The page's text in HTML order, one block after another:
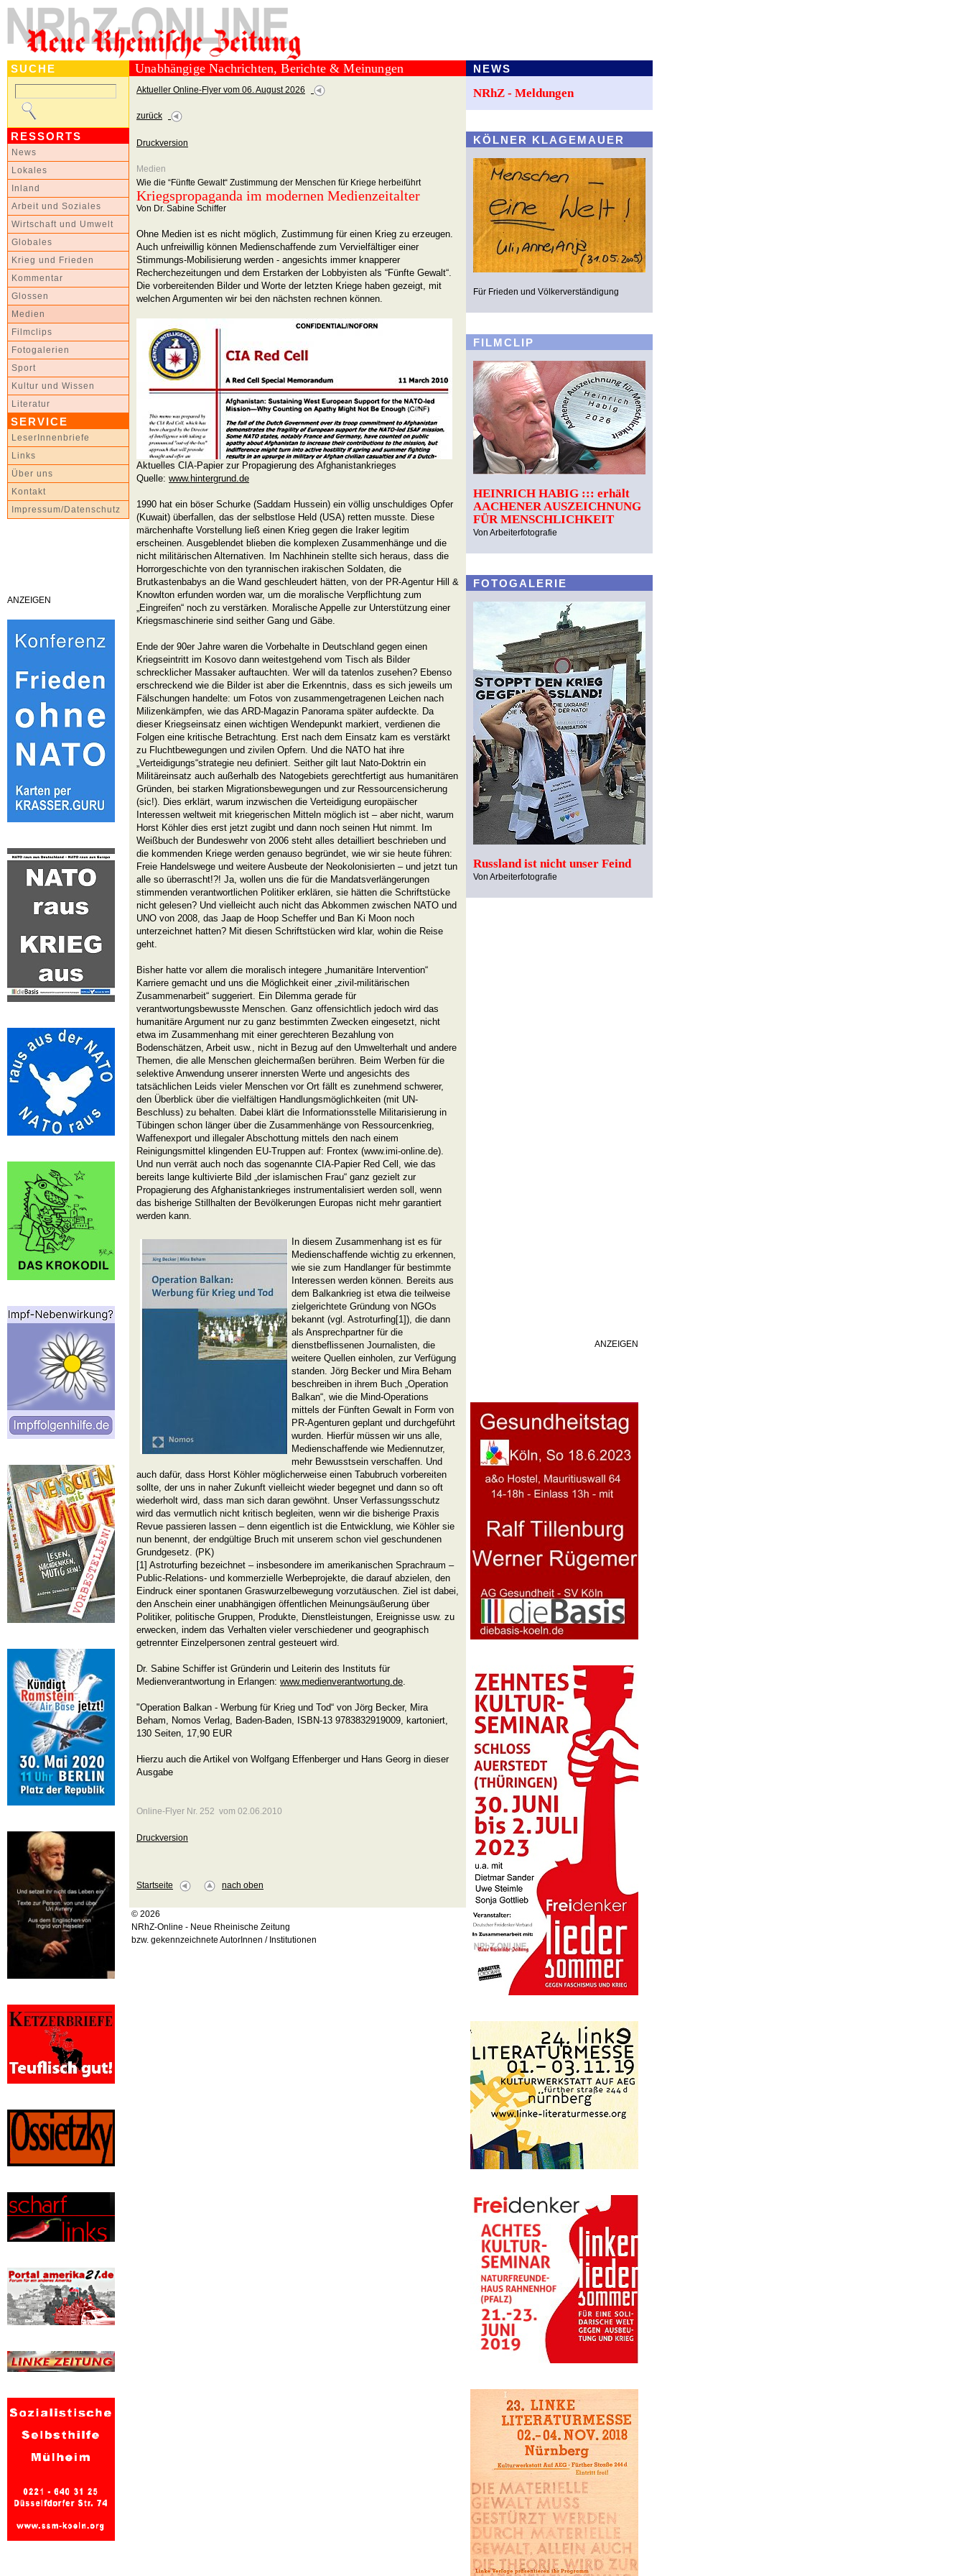
SUCHE
RESSORTS
News
Lokales
Inland
Arbeit und Soziales
Wirtschaft und Umwelt
Globales
Krieg und Frieden
Kommentar
Glossen
Medien
Filmclips
Fotogalerien
Sport
Kultur und Wissen
Literatur
SERVICE
LeserInnenbriefe
Links
Über uns
Kontakt
Impressum/Datenschutz
ANZEIGEN
Unabhängige Nachrichten, Berichte & Meinungen
Aktueller Online-Flyer vom 06. August 2026
zurück
Druckversion
Medien
Wie die “Fünfte Gewalt“ Zustimmung der Menschen für Kriege herbeiführt
Kriegspropaganda im modernen Medienzeitalter
Von Dr. Sabine Schiffer
Ohne Medien ist es nicht möglich, Zustimmung für einen Krieg zu erzeugen.
Auch unfreiwillig können Medienschaffende zum Vervielfältiger einer
Stimmungs-Mobilisierung werden - angesichts immer knapperer
Recherchezeitungen und dem Erstarken der Lobbyisten als “Fünfte Gewalt“.
Die vorbereitenden Bilder und Worte der letzten Kriege haben gezeigt, mit
welchen Argumenten wir bei den nächsten rechnen können.
Aktuelles CIA-Papier zur Propagierung des Afghanistankrieges
Quelle: www.hintergrund.de
1990 hat ein böser Schurke (Saddam Hussein) ein völlig unschuldiges Opfer
(Kuwait) überfallen, das der selbstlose Held (USA) retten musste. Diese
märchenhafte Vorstellung ließ einen Krieg gegen die Iraker legitim
erscheinen. Ausgeblendet blieben die komplexen Zusammenhänge und die
nicht militärischen Alternativen. Im Nachhinein stellte sich heraus, dass die
Horrorgeschichte von den tyrannischen irakischen Soldaten, die
Brutkastenbabys an die Wand geschleudert hätten, von der PR-Agentur Hill &
Knowlton erfunden worden war, um die moralische Verpflichtung zum
„Eingreifen“ noch zu verstärken. Moralische Appelle zur Unterstützung einer
Kriegsmaschinerie sind seither Gang und Gäbe.
Ende der 90er Jahre waren die Vorbehalte in Deutschland gegen einen
Kriegseintritt im Kosovo dann weitestgehend vom Tisch als Bilder
schrecklicher Massaker auftauchten. Wer will da tatenlos zusehen? Ebenso
erschreckend wie die Bilder ist aber die Erkenntnis, dass es sich jeweils um
Fälschungen handelte: um Fotos von zusammengetragenen Leichen nach
Milizenkämpfen, wie das ARD-Magazin Panorama später aufdeckte. Da
dieser Kriegseinsatz einen wichtigen Wendepunkt markiert, verdienen die
Folgen eine kritische Betrachtung. Erst nach dem Einsatz kam es verstärkt
zu Fluchtbewegungen und zivilen Opfern. Und die NATO hat ihre
„Verteidigungs“strategie neu definiert. Seither gilt laut Nato-Doktrin ein
Militäreinsatz auch außerhalb des Natogebiets gerechtfertigt aus humanitären
Gründen, bei starken Migrationsbewegungen und zur Ressourcensicherung
(sic!). Dies erklärt, warum inzwischen die Verteidigung europäischer
Interessen weltweit mit kriegerischen Mitteln möglich ist – aber nicht, warum
Horst Köhler dies erst jetzt zugibt und dann noch seinen Hut nimmt. Im
Weißbuch der Bundeswehr von 2006 steht alles detailliert beschrieben und
die kommenden Kriege werden genauso begründet, wie wir sie heute führen:
Freie Handelswege und weitere Ausbeute der Neokolonisierten – und jetzt tun
alle so überrascht!?! Ja, wollen uns die für die Mandatsverlängerungen
stimmenden verantwortlichen Politiker erklären, sie hätten die Schriftstücke
nicht gelesen? Und vielleicht auch nicht das Abkommen zwischen NATO und
UNO von 2008, das Jaap de Hoop Scheffer und Ban Ki Moon noch
unterzeichnet hatten? Mit diesen Schriftstücken wird klar, wohin die Reise
geht.
Bisher hatte vor allem die moralisch integere „humanitäre Intervention“
Karriere gemacht und uns die Möglichkeit einer „zivil-militärischen
Zusammenarbeit“ suggeriert. Ein Dilemma gerade für
verantwortungsbewusste Menschen. Ganz offensichtlich jedoch wird das
humanitäre Argument nur zu ganz bestimmten Zwecken eingesetzt, nicht
etwa im Zusammenhang mit einer gerechteren Bezahlung von
Bodenschätzen, Arbeit usw., nicht in Bezug auf den Umwelterhalt und andere
Themen, die alle Menschen gleichermaßen berühren. Beim Werben für die
selektive Anwendung unserer innersten Werte und angesichts des
tatsächlichen Leids vieler Menschen vor Ort fällt es zunehmend schwerer,
den Überblick über die vielfältigen Handlungsmöglichkeiten (mit UN-
Beschluss) zu behalten. Dabei klärt die Informationsstelle Militarisierung in
Tübingen schon länger über die Zusammenhänge von Ressourcenkrieg,
Waffenexport und illegaler Abschottung mittels den nach einem
Reinigungsmittel klingenden EU-Truppen auf: Frontex (www.imi-online.de).
Und nun verrät auch noch das sogenannte CIA-Papier Red Cell, wie das
bereits lange kultivierte Bild „der islamischen Frau“ ganz gezielt zur
Propagierung des Afghanistankrieges instrumentalisiert werden soll, wenn
das bisherige Stillhalten der Bevölkerungen Europas nicht mehr garantiert
werden kann.
In diesem Zusammenhang ist es für
Medienschaffende wichtig zu erkennen,
wie sie zum Handlanger für bestimmte
Interessen werden können. Bereits aus
dem Balkankrieg ist etwa die teilweise
zielgerichtete Gründung von NGOs
bekannt (vgl. Astroturfing[1]), die dann
als Ansprechpartner für die
dienstbeflissenen Journalisten, die
weitere Quellen einholen, zur Verfügung
standen. Jörg Becker und Mira Beham
beschreiben in ihrem Buch „Operation
Balkan“, wie die Mind-Operations
mittels der Fünften Gewalt in Form von
PR-Agenturen geplant und durchgeführt
wurden. Hierfür müssen wir uns alle,
Medienschaffende wie Mediennutzer,
mehr Bewusstsein verschaffen. Und
auch dafür, dass Horst Köhler möglicherweise einen Tabubruch vorbereiten
sollte, der uns in naher Zukunft vielleicht wieder begegnet und dann so oft
wiederholt wird, dass man sich daran gewöhnt. Unser Verfassungsschutz
wird das vermutlich nicht kritisch begleiten, wenn wir die bisherige Praxis
Revue passieren lassen – denn eigentlich ist die Entwicklung, wie Köhler sie
nun benennt, der endgültige Bruch mit unserem schon viel geschundenen
Grundgesetz. (PK)
[1] Astroturfing bezeichnet – insbesondere im amerikanischen Sprachraum –
Public-Relations- und kommerzielle Werbeprojekte, die darauf abzielen, den
Eindruck einer spontanen Graswurzelbewegung vorzutäuschen. Ziel ist dabei,
den Anschein einer unabhängigen öffentlichen Meinungsäußerung über
Politiker, politische Gruppen, Produkte, Dienstleistungen, Ereignisse usw. zu
erwecken, indem das Verhalten vieler verschiedener und geographisch
getrennter Einzelpersonen zentral gesteuert wird.
Dr. Sabine Schiffer ist Gründerin und Leiterin des Instituts für
Medienverantwortung in Erlangen: www.medienverantwortung.de.
"Operation Balkan - Werbung für Krieg und Tod“ von Jörg Becker, Mira
Beham, Nomos Verlag, Baden-Baden, ISBN-13 9783832919009, kartoniert,
130 Seiten, 17,90 EUR
Hierzu auch die Artikel von Wolfgang Effenberger und Hans Georg in dieser
Ausgabe
Online-Flyer Nr. 252 vom 02.06.2010
Druckversion
Startseite nach oben
© 2026
NRhZ-Online - Neue Rheinische Zeitung
bzw. gekennzeichnete AutorInnen / Institutionen
NEWS
NRhZ - Meldungen
KÖLNER KLAGEMAUER
Für Frieden und Völkerverständigung
FILMCLIP
HEINRICH HABIG ::: erhält
AACHENER AUSZEICHNUNG
FÜR MENSCHLICHKEIT
Von Arbeiterfotografie
FOTOGALERIE
Russland ist nicht unser Feind
Von Arbeiterfotografie
ANZEIGEN